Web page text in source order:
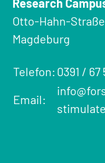
Research
Otto-Hahn-Straße
Magdeburg
Telefon: 0391 / 67
Email: